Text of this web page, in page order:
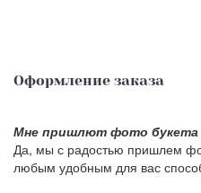
Оформление заказа
Мне пришлют фото букета
Да, мы с радостью пришлем
любым удобным для вас